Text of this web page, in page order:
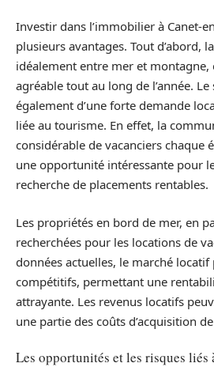
Investir dans l’immobilier à Canet-
plusieurs avantages. Tout d’abord,
idéalement entre mer et
agréable tout au long de l’année.
également d’une forte demande
liée au tourisme. En effet, la
considérable de vacanciers chaque
une opportunité intéressante pour
recherche de placements rentables.
Les propriétés en bord de mer, en
recherchées pour les locations de
données actuelles, le marché locatif
compétitifs, permettant une
attrayante. Les revenus locatifs
une partie des coûts d’acquisition
Les opportunités et les risques liés